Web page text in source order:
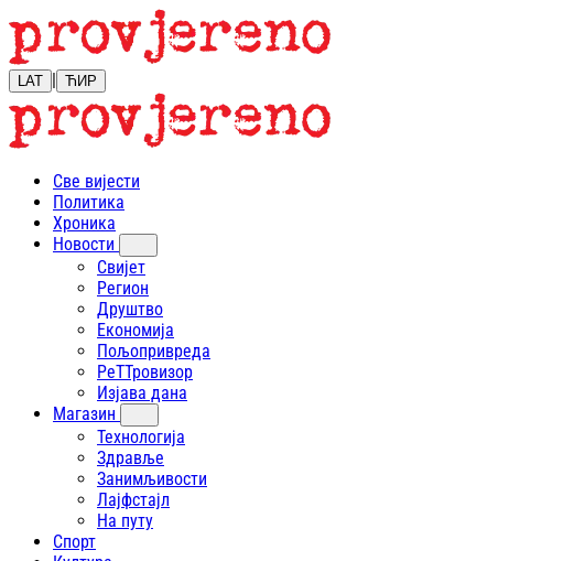
LAT | ЋИР
Све вијести
Политика
Хроника
Новости
Свијет
Регион
Друштво
Економија
Пољопривреда
РеТТровизор
Изјава дана
Магазин
Технологија
Здравље
Занимљивости
Лајфстajл
На путу
Спорт